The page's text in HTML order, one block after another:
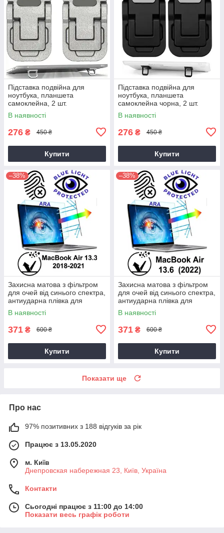
Підставка подвійна для
ноутбука, планшета
самоклейна, 2 шт.
В наявності
276 ₴ 450 ₴
Купити
Підставка подвійна для
ноутбука, планшета
самоклейна чорна, 2 шт.
В наявності
276 ₴ 450 ₴
Купити
–38%
Захисна матова з фільтром
для очей від синього спектра,
антиударна плівка для
MacBook Air 13.3" (моделі
В наявності
371 ₴ 600 ₴
Купити
–38%
Захисна матова з фільтром
для очей від синього спектра,
антиударна плівка для
MacBook Air 13.6" (модель
2022"
В наявності
371 ₴ 600 ₴
Купити
Показати ще
Про нас
97% позитивних з 188 відгуків за рік
Працює з 13.05.2020
м. Київ
Днепровская набережная 23, Київ, Україна
Контакти
Сьогодні працює з 11:00 до 14:00
Показати весь графік роботи